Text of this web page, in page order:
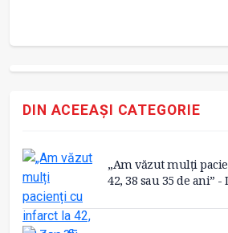
DIN ACEEAȘI CATEGORIE
„Am văzut mulți
42, 38 sau 35 de ani” -